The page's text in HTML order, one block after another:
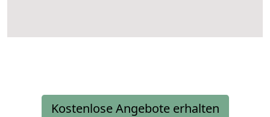
Kostenlose Angebote erhalten